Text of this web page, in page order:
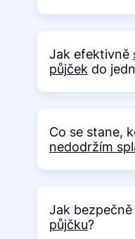
Jak efektivně
půjček do
Co se stane,
nedodržím
Jak bezpečně
půjčku?